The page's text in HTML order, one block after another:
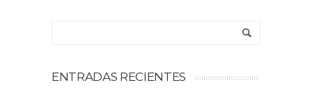
ENTRADAS RECIENTES